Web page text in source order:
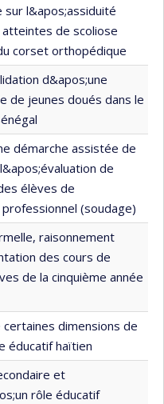
l&apos;assiduité
de scoliose
corset orthopédique
d&apos;une
de jeunes doués dans le
démarche assistée de
de
élèves de
(soudage)
raisonnement
des cours de
de la cinquième année
dimensions de
éducatif haïtien
et
rôle éducatif